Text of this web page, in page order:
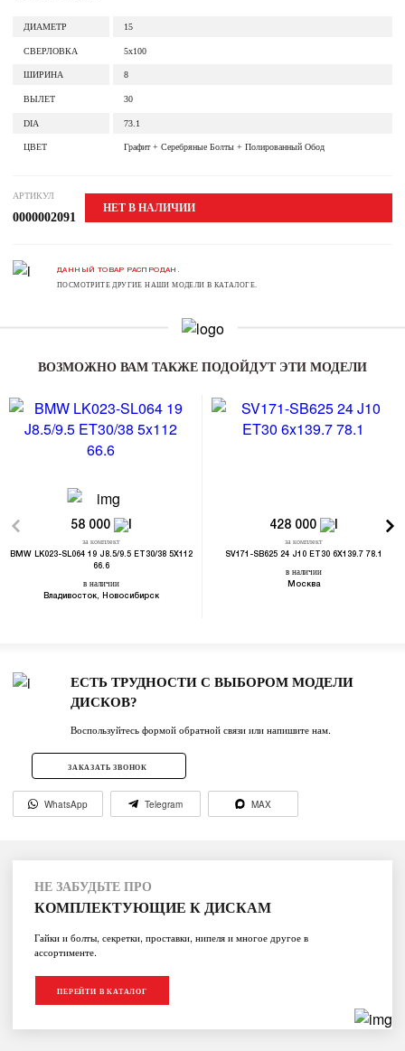
ДИАМЕТР 15
СВЕРЛОВКА 5x100
ШИРИНА 8
ВЫЛЕТ 30
DIA 73.1
ЦВЕТ Графит + Серебряные Болты + Полированный Обод
АРТИКУЛ
0000002091
НЕТ В НАЛИЧИИ
ДАННЫЙ ТОВАР РАСПРОДАН.
ПОСМОТРИТЕ ДРУГИЕ НАШИ МОДЕЛИ В КАТАЛОГЕ.
ВОЗМОЖНО ВАМ ТАКЖЕ ПОДОЙДУТ ЭТИ МОДЕЛИ
58 000
за комплект
BMW LK023-SL064 19 J8.5/9.5 ET30/38 5X112
66.6
в наличии
Владивосток, Новосибирск
428 000
за комплект
SV171-SB625 24 J10 ET30 6X139.7 78.1
в наличии
Москва
ЕСТЬ ТРУДНОСТИ С ВЫБОРОМ МОДЕЛИ
ДИСКОВ?
Воспользуйтесь формой обратной связи или напишите нам.
ЗАКАЗАТЬ ЗВОНОК
WhatsApp Telegram MAX
НЕ ЗАБУДЬТЕ ПРО
КОМПЛЕКТУЮЩИЕ К ДИСКАМ
Гайки и болты, секретки, проставки, нипеля и многое другое в
ассортименте.
ПЕРЕЙТИ В КАТАЛОГ